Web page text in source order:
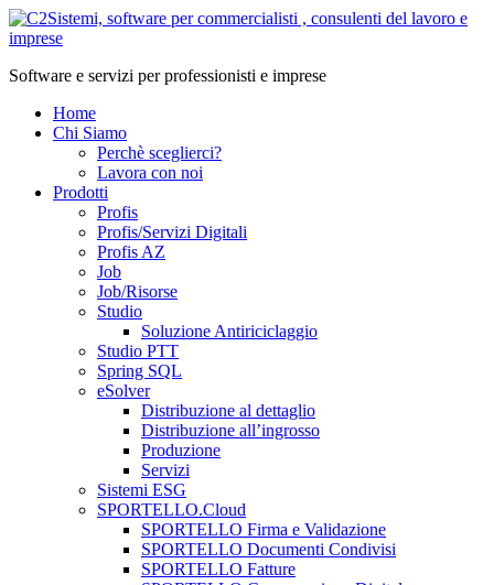
Vai
al
Software e servizi per professionisti e imprese
Home
Chi Siamo
Perchè sceglierci?
Lavora con noi
Prodotti
Profis
Profis/Servizi Digitali
Profis AZ
Job
Job/Risorse
Studio
Soluzione Antiriciclaggio
Studio PTT
Spring SQL
eSolver
Distribuzione al dettaglio
Distribuzione all’ingrosso
Produzione
Servizi
Sistemi ESG
SPORTELLO.Cloud
SPORTELLO Firma e Validazione
SPORTELLO Documenti Condivisi
SPORTELLO Fatture